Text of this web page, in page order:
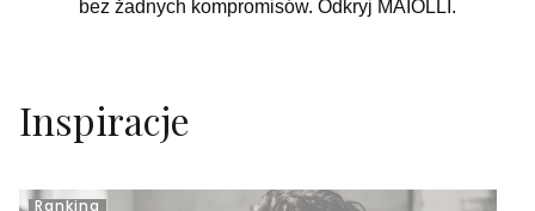
bez żadnych kompromisów. Odkryj MAIOLLI.
Inspiracje
Ranking